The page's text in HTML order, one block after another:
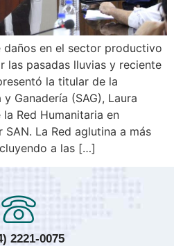
en el sector productivo
las pasadas lluvias y reciente
la titular de la
Ganadería (SAG), Laura
Red Humanitaria en
SAN. La Red aglutina a más
a las […]
2221-0075